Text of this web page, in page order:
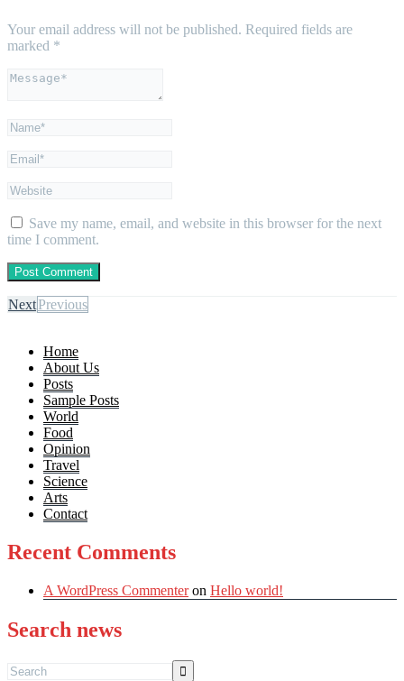
Your email address will not be published. Required fields are
marked *
Save my name, email, and website in this browser for the next
time I comment.
NextPrevious
Home
About Us
Posts
Sample Posts
World
Food
Opinion
Travel
Science
Arts
Contact
Recent Comments
A WordPress Commenteron Hello world!
Search news